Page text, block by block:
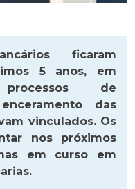
ficaram
5 anos, em
de
das
vinculados. Os
nos próximos
em curso em